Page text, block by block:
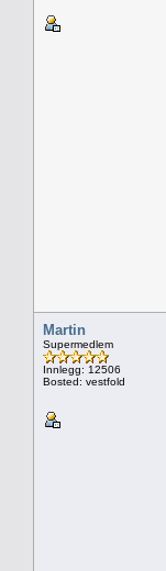
Martin
Supermedlem
Innlegg: 12506
Bosted: vestfold